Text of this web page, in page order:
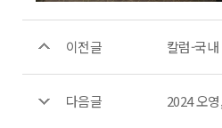
이전글
다음글